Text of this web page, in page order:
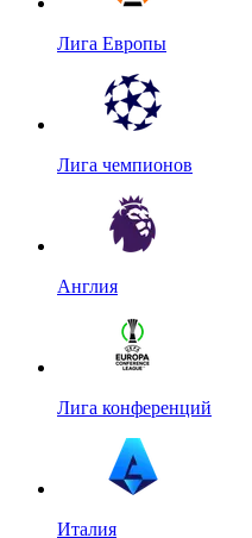
Лига Европы
Лига чемпионов
Англия
Лига конференций
Италия